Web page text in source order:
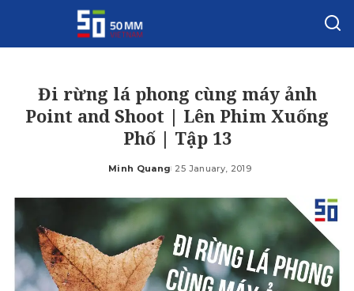
Đi rừng lá phong cùng máy ảnh
Point and Shoot | Lên Phim Xuống
Phố | Tập 13
Posted
Minh Quang 25 January, 2019